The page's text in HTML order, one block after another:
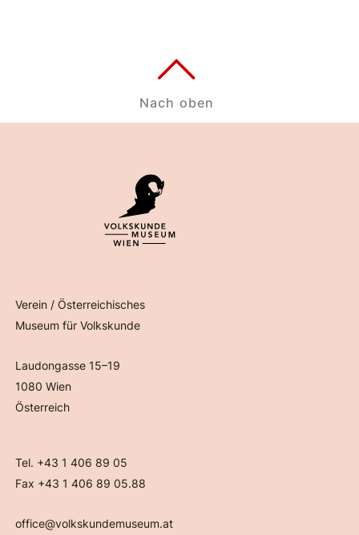
Verein / Österreichisches
Museum für Volkskunde
Laudongasse 15–19
1080 Wien
Österreich
Tel. +43 1 406 89 05
Fax +43 1 406 89 05.88
office@volkskundemuseum.at
Nach oben